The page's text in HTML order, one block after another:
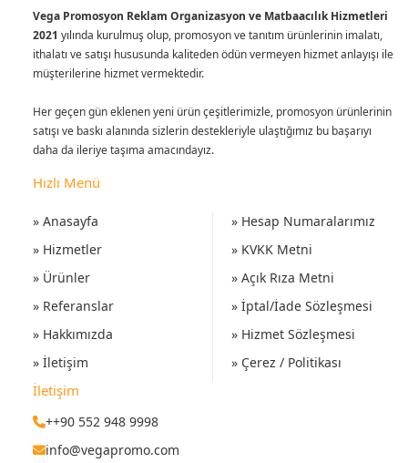
Vega Promosyon Reklam Organizasyon ve Matbaacılık Hizmetleri
2021 yılında kurulmuş olup, promosyon ve tanıtım ürünlerinin imalatı,
ithalatı ve satışı hususunda kaliteden ödün vermeyen hizmet anlayışı ile
müşterilerine hizmet vermektedir.
Her geçen gün eklenen yeni ürün çeşitlerimizle, promosyon ürünlerinin
satışı ve baskı alanında sizlerin destekleriyle ulaştığımız bu başarıyı
daha da ileriye taşıma amacındayız.
Hızlı Menü
» Anasayfa
» Hizmetler
» Ürünler
» Referanslar
» Hakkımızda
» İletişim
» Hesap Numaralarımız
» KVKK Metni
» Açık Rıza Metni
» İptal/İade Sözleşmesi
» Hizmet Sözleşmesi
» Çerez / Politikası
İletişim
++90 552 948 9998
info@vegapromo.com